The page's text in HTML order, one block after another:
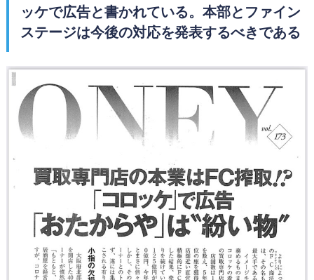
ッケで広告と書かれている。本部とファイン
ステージは今後の対応を発表するべきである